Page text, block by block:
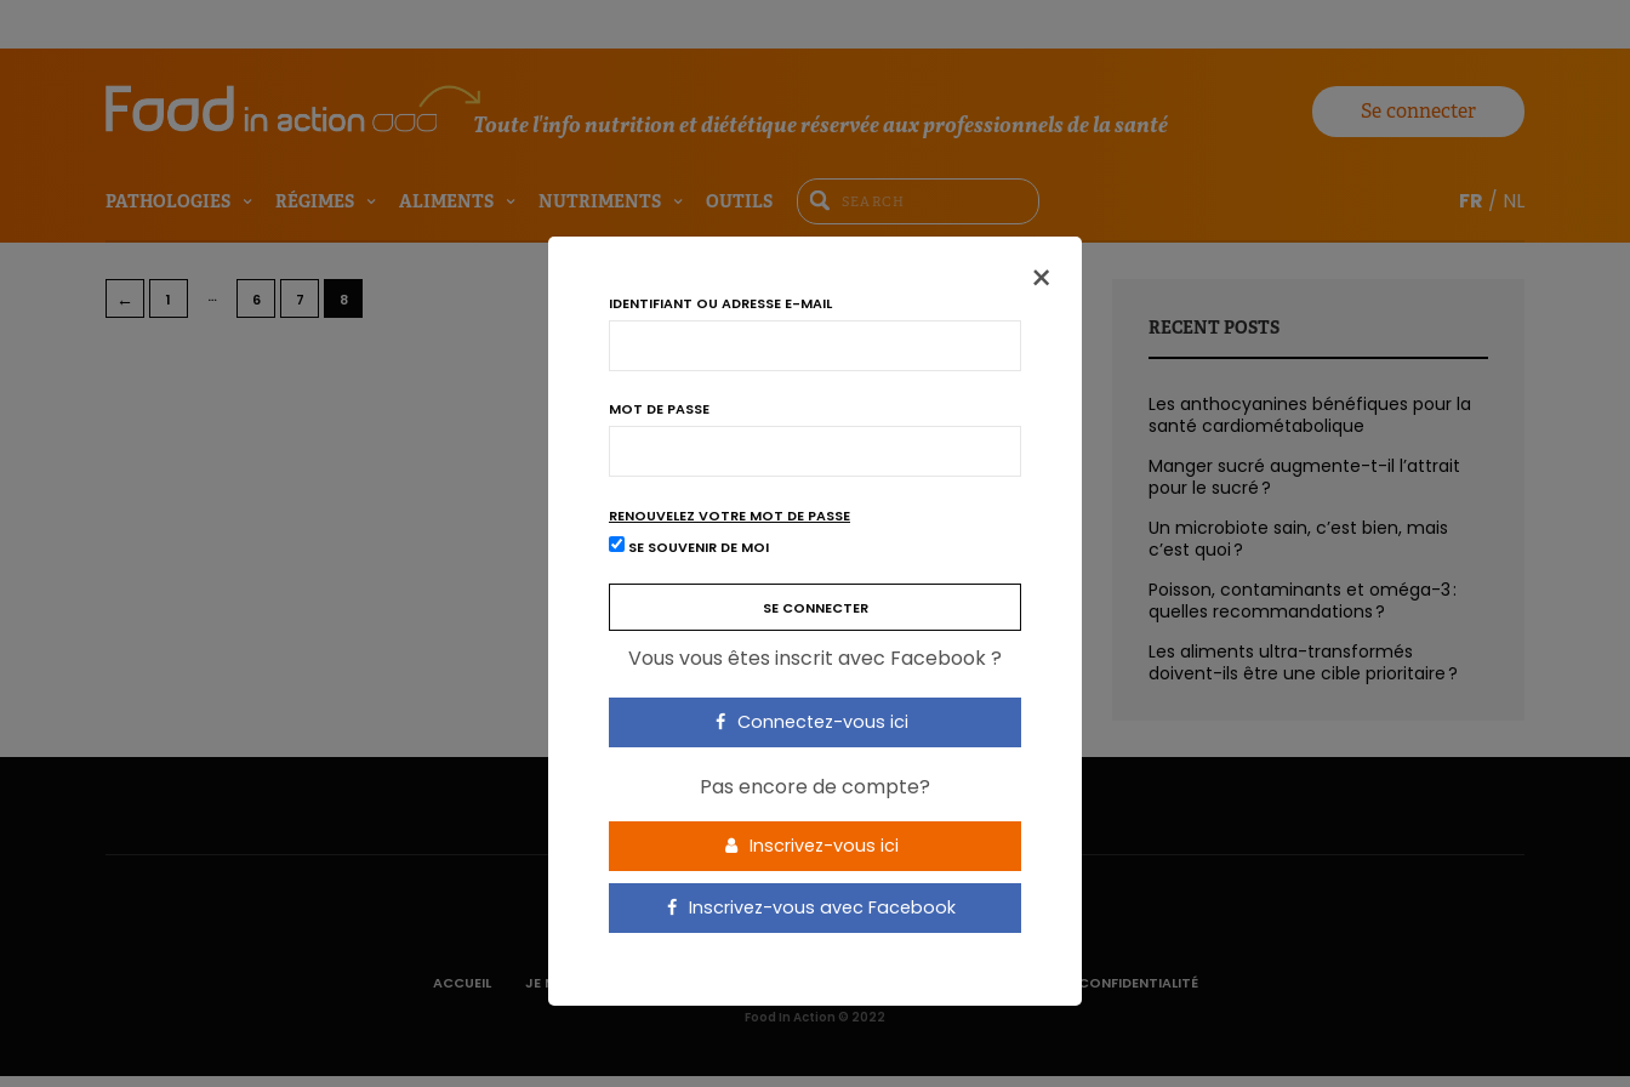
Toute l'info nutrition et diététique réservée aux professionnels de la santé
Se connecter
PATHOLOGIES RÉGIMES ALIMENTS NUTRIMENTS OUTILS FR / NL
← 1 … 6 7 8
RECENT POSTS
Les anthocyanines bénéfiques pour la
santé cardiométabolique
Manger sucré augmente-t-il l’attrait
pour le sucré ?
Un microbiote sain, c’est bien, mais
c’est quoi ?
Poisson, contaminants et oméga-3 :
quelles recommandations ?
Les aliments ultra-transformés
doivent-ils être une cible prioritaire ?
×
IDENTIFIANT OU ADRESSE E-MAIL
MOT DE PASSE
RENOUVELEZ VOTRE MOT DE PASSE
SE SOUVENIR DE MOI
Vous vous êtes inscrit avec Facebook ?
Connectez-vous ici
Pas encore de compte?
Inscrivez-vous ici
Inscrivez-vous avec Facebook
ACCUEIL JE M’INSCRIS POLITIQUE DE CONFIDENTIALITÉ
Food In Action © 2022